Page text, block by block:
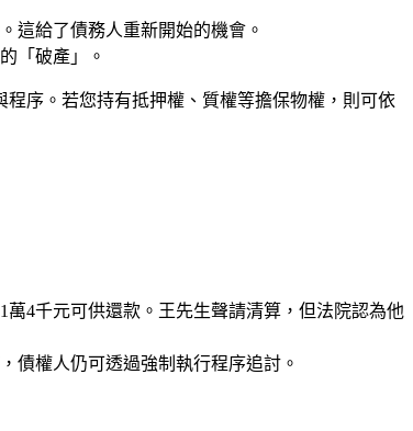
這給了債務人重新開始的機會。
「破產」。
程序。若您持有抵押權、質權等擔保物權，則可依
4千元可供還款。王先生聲請清算，但法院認為他
債權人仍可透過強制執行程序追討。